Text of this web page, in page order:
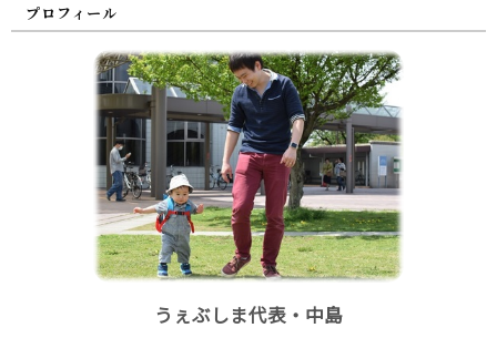
プロフィール
うぇぶしま代表・中島